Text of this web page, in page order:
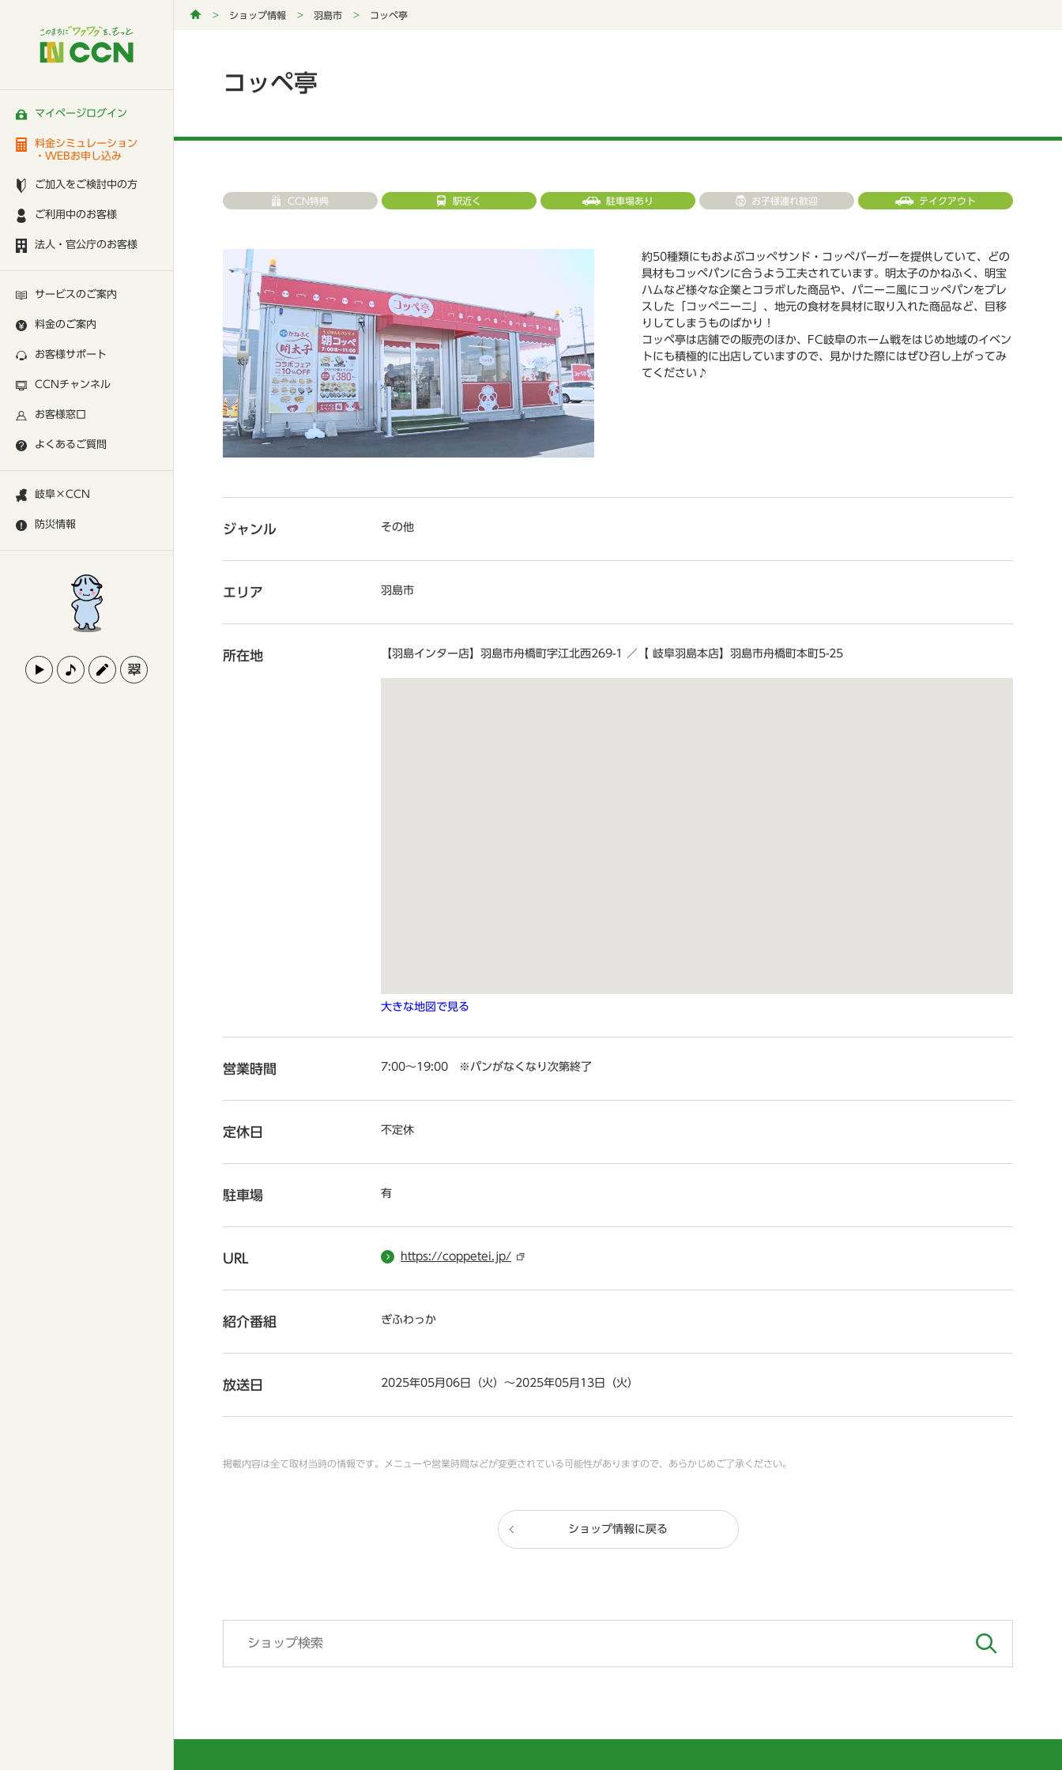
マイページログイン
料金シミュレーション
・WEBお申し込み
ご加入をご検討中の方
ご利用中のお客様
法人・官公庁のお客様
サービスのご案内
料金のご案内
お客様サポート
CCNチャンネル
お客様窓口
よくあるご質問
岐阜×CCN
防災情報
ショップ情報 羽島市 コッペ亭
コッペ亭
CCN特典 駅近く 駐車場あり お子様連れ歓迎 テイクアウト
約50種類にもおよぶコッペサンド・コッペバーガーを提供していて、どの
具材もコッペパンに合うよう工夫されています。明太子のかねふく、明宝
ハムなど様々な企業とコラボした商品や、パニーニ風にコッペパンをプレ
スした「コッペニーニ」、地元の食材を具材に取り入れた商品など、目移
りしてしまうものばかり！
コッペ亭は店舗での販売のほか、FC岐阜のホーム戦をはじめ地域のイベン
トにも積極的に出店していますので、見かけた際にはぜひ召し上がってみ
てください♪
ジャンル その他
エリア 羽島市
所在地 【羽島インター店】羽島市舟橋町字江北西269-1 ／【 岐阜羽島本店】羽島市舟橋町本町5-25
大きな地図で見る
営業時間 7:00～19:00 ※パンがなくなり次第終了
定休日 不定休
駐車場 有
URL https://coppetei.jp/
紹介番組 ぎふわっか
放送日 2025年05月06日（火）～2025年05月13日（火）
掲載内容は全て取材当時の情報です。メニューや営業時間などが変更されている可能性がありますので、あらかじめご了承ください。
ショップ情報に戻る